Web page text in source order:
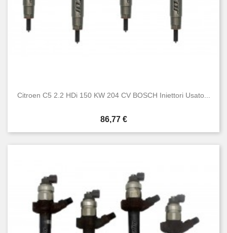
Citroen C5 2.2 HDi 150 KW 204 CV BOSCH Iniettori Usato...
Prezzo
86,77 €